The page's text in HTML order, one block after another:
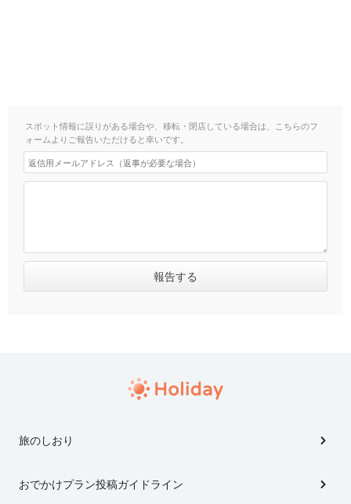
スポット情報に誤りがある場合や、移転・閉店している場合は、こちらのフ
ォームよりご報告いただけると幸いです。
旅のしおり
おでかけプラン投稿ガイドライン